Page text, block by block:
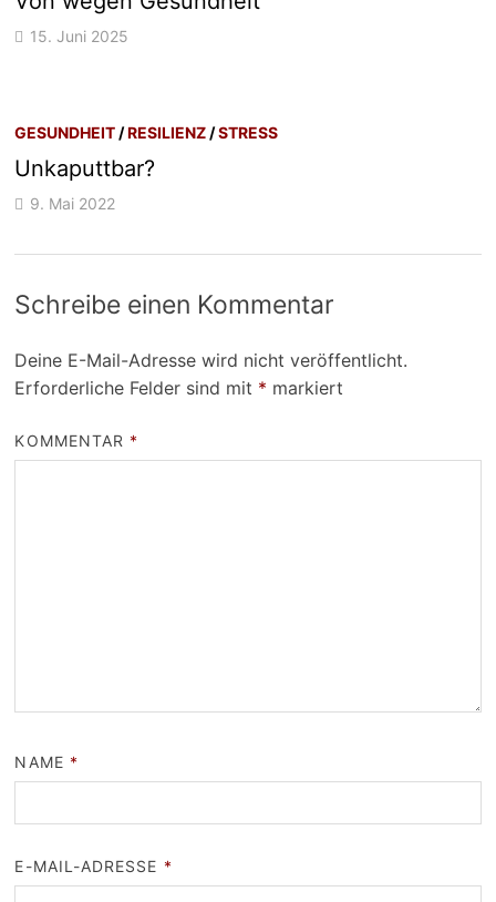
15. Juni 2025
GESUNDHEIT /RESILIENZ /STRESS
Unkaputtbar?
9. Mai 2022
Schreibe einen Kommentar
Deine E-Mail-Adresse wird nicht veröffentlicht.
Erforderliche Felder sind mit * markiert
KOMMENTAR *
NAME *
E-MAIL-ADRESSE *